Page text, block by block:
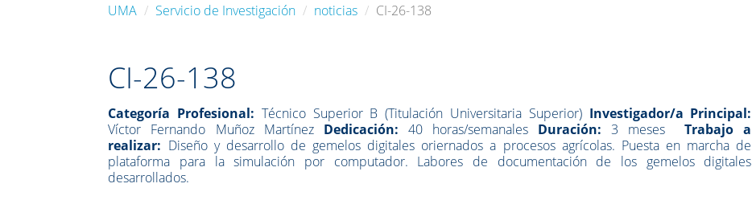
UMA Servicio de Investigación noticias CI-26-138
CI-26-138
Categoría Profesional: Técnico Superior B (Titulación Universitaria Superior) Investigador/a Principal:
Víctor Fernando Muñoz Martínez Dedicación: 40 horas/semanalesDuración:3 mesesTrabajo a
realizar: Diseño y desarrollo de gemelos digitales oriernados a procesos agrícolas. Puesta en marcha de
plataforma para la simulación por computador. Labores de documentación de los gemelos digitales
desarrollados.